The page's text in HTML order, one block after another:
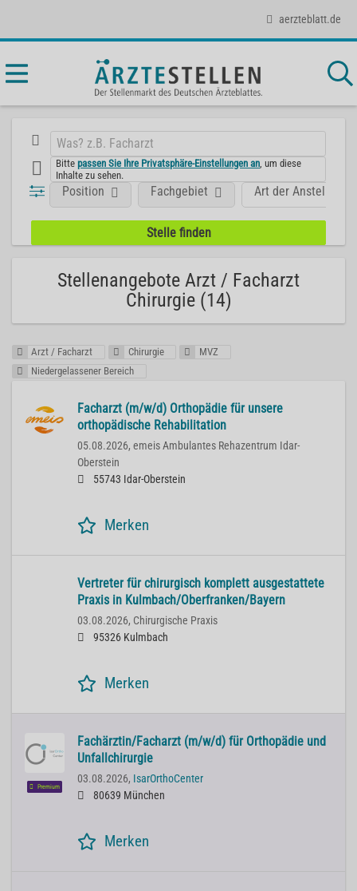
aerzteblatt.de
Bittepassen Sie Ihre Privatsphäre-Einstellungen an , um diese
Inhalte zu sehen.
Position Fachgebiet Art der Anstellung
Stellenangebote Arzt / Facharzt
Chirurgie (14)
Arzt / Facharzt Chirurgie
MVZ
Niedergelassener Bereich
Facharzt (m/w/d) Orthopädie für unsere
orthopädische Rehabilitation
05.08.2026, emeis Ambulantes Rehazentrum Idar-
Oberstein
55743 Idar-Oberstein
Merken
Vertreter für chirurgisch komplett ausgestattete
Praxis in Kulmbach/Oberfranken/Bayern
03.08.2026, Chirurgische Praxis
95326 Kulmbach
Merken
Premium
Fachärztin/Facharzt (m/w/d) für Orthopädie und
Unfallchirurgie
03.08.2026, IsarOrthoCenter
80639 München
Merken